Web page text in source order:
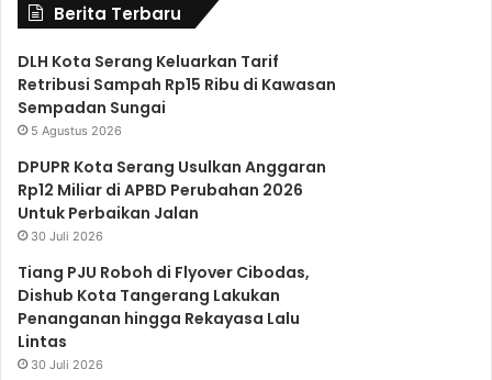
c
e
b
o
i
t
r
u
e
Berita Terbaru
DLH Kota Serang Keluarkan Tarif
Retribusi Sampah Rp15 Ribu di Kawasan
Sempadan Sungai
5 Agustus 2026
DPUPR Kota Serang Usulkan Anggaran
Rp12 Miliar di APBD Perubahan 2026
Untuk Perbaikan Jalan
30 Juli 2026
Tiang PJU Roboh di Flyover Cibodas,
Dishub Kota Tangerang Lakukan
Penanganan hingga Rekayasa Lalu
Lintas
30 Juli 2026